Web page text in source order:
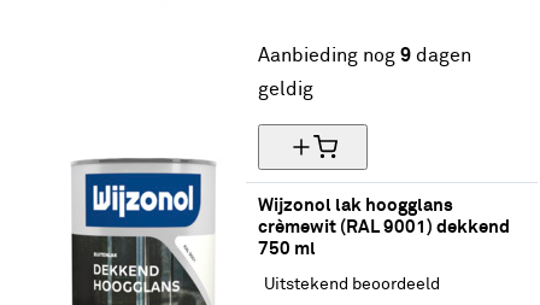
Aanbieding nog 9 dagen
geldig
Wijzonol lak hoogglans
crèmewit (RAL 9001) dekkend
750 ml
Uitstekend beoordeeld